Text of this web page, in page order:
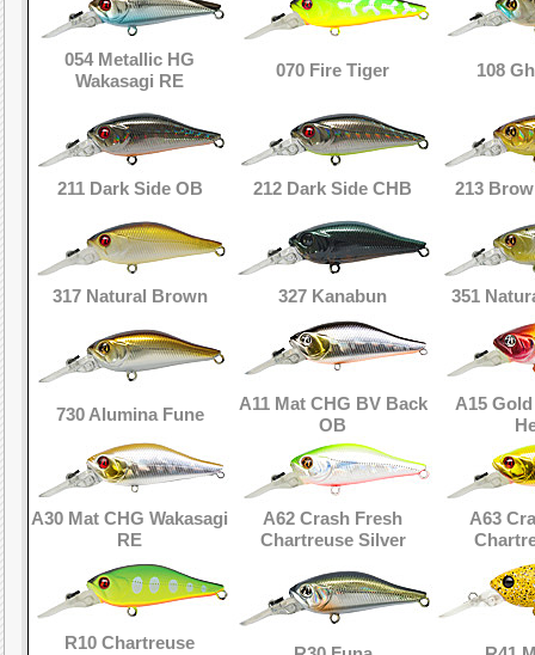
054 Metallic HG
Wakasagi RE
070 Fire Tiger 108
211 Dark Side OB 212 Dark Side CHB 213
317 Natural Brown 327 Kanabun 351
730 Alumina Fune
A11 Mat CHG BV Back
OB
A15
A30 Mat CHG Wakasagi
RE
A62 Crash Fresh
Chartreuse Silver
A63
R10 Chartreuse